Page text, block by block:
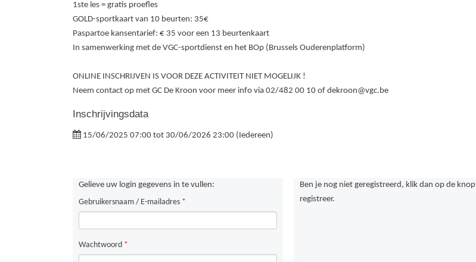
1ste les = gratis proefles
GOLD-sportkaart van 10 beurten: 35€
Paspartoe kansentarief: € 35 voor een 13 beurtenkaart
In samenwerking met de VGC-sportdienst en het BOp (Brussels Ouderenplatform)
ONLINE INSCHRIJVEN IS VOOR DEZE ACTIVITEIT NIET MOGELIJK !
Neem contact op met GC De Kroon voor meer info via 02/482 00 10 of dekroon@vgc.be
Inschrijvingsdata
15/06/2025 07:00 tot 30/06/2026 23:00 (Iedereen)
Gelieve uw login gegevens in te vullen:
Gebruikersnaam / E-mailadres *
Wachtwoord *
Ben je nog niet geregistreerd, klik dan op de knop
registreer.